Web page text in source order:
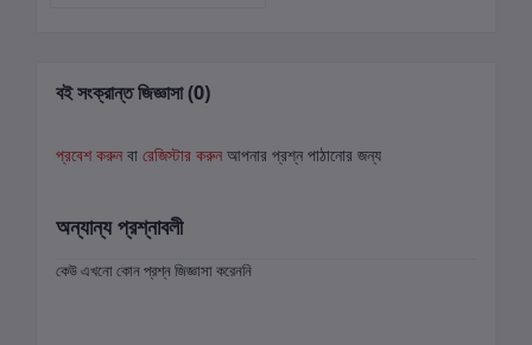
বই সংক্রান্ত জিজ্ঞাসা (0)
প্রবেশ করুন বা রেজিস্টার করুন আপনার প্রশ্ন পাঠানোর জন্য
অন্যান্য প্রশ্নাবলী
কেউ এখনো কোন প্রশ্ন জিজ্ঞাসা করেননি